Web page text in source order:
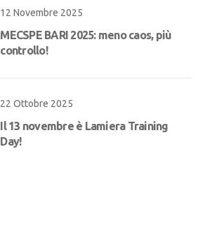
12 Novembre 2025
MECSPE BARI 2025: meno caos, più
controllo!
22 Ottobre 2025
Il 13 novembre è Lamiera Training
Day!